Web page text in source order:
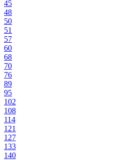
45
48
50
51
57
60
68
70
76
89
95
102
108
114
121
127
133
140